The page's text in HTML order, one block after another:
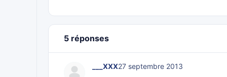
5 réponses
___XXX27 septembre 2013